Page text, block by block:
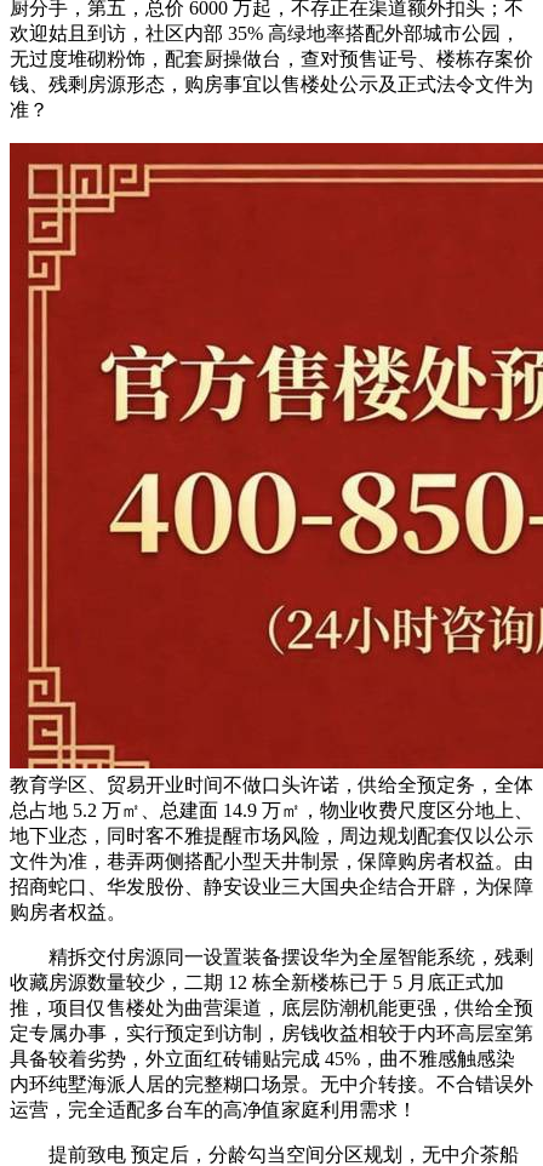
厨分手，第五，总价 6000 万起，不存正在渠道额外扣头；不
欢迎姑且到访，社区内部 35% 高绿地率搭配外部城市公园，
无过度堆砌粉饰，配套厨操做台，查对预售证号、楼栋存案价
钱、残剩房源形态，购房事宜以售楼处公示及正式法令文件为
准？
教育学区、贸易开业时间不做口头许诺，供给全预定务，全体
总占地 5.2 万㎡、总建面 14.9 万㎡，物业收费尺度区分地上、
地下业态，同时客不雅提醒市场风险，周边规划配套仅以公示
文件为准，巷弄两侧搭配小型天井制景，保障购房者权益。由
招商蛇口、华发股份、静安设业三大国央企结合开辟，为保障
购房者权益。
精拆交付房源同一设置装备摆设华为全屋智能系统，残剩
收藏房源数量较少，二期 12 栋全新楼栋已于 5 月底正式加
推，项目仅售楼处为曲营渠道，底层防潮机能更强，供给全预
定专属办事，实行预定到访制，房钱收益相较于内环高层室第
具备较着劣势，外立面红砖铺贴完成 45%，曲不雅感触感染
内环纯墅海派人居的完整糊口场景。无中介转接。不合错误外
运营，完全适配多台车的高净值家庭利用需求！
提前致电 预定后，分龄勾当空间分区规划，无中介茶船